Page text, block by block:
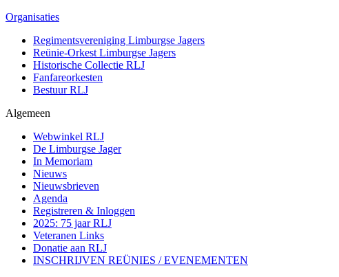
Organisaties
Regimentsvereniging Limburgse Jagers
Reünie-Orkest Limburgse Jagers
Historische Collectie RLJ
Fanfareorkesten
Bestuur RLJ
Algemeen
Webwinkel RLJ
De Limburgse Jager
In Memoriam
Nieuws
Nieuwsbrieven
Agenda
Registreren & Inloggen
2025: 75 jaar RLJ
Veteranen Links
Donatie aan RLJ
INSCHRIJVEN REÜNIES / EVENEMENTEN